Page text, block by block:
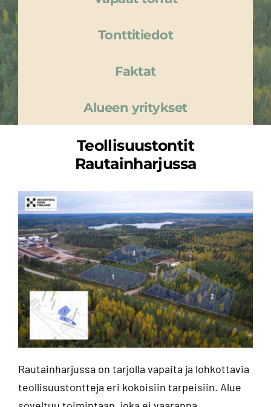
Tonttitiedot
Faktat
Alueen yritykset
Teollisuustontit
Rautainharjussa
Rautainharjussa on tarjolla vapaita ja lohkottavia
teollisuustontteja eri kokoisiin tarpeisiin. Alue